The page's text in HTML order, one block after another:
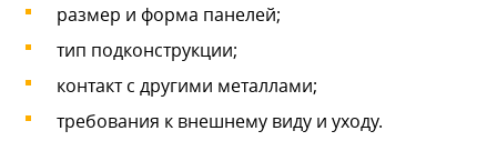
размер и форма панелей;
тип подконструкции;
контакт с другими металлами;
требования к внешнему виду и уходу.